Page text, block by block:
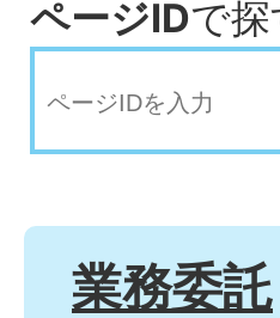
ページIDで探
業務委託